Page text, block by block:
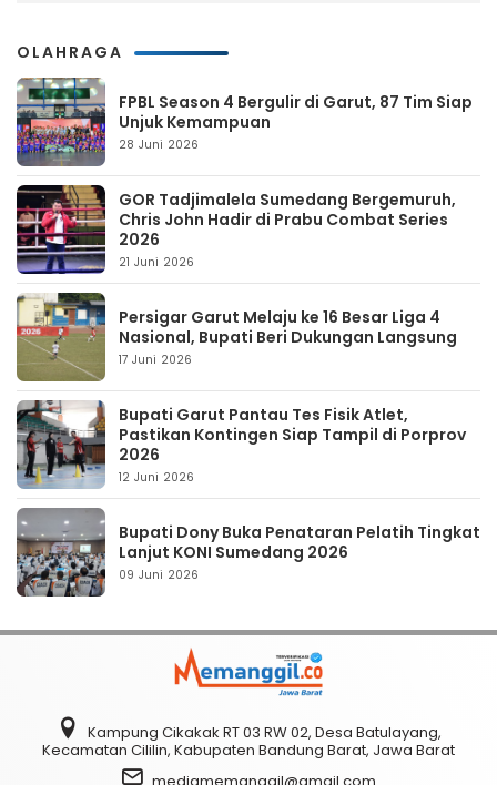
OLAHRAGA
FPBL Season 4 Bergulir di Garut, 87 Tim Siap
Unjuk Kemampuan
28 Juni 2026
GOR Tadjimalela Sumedang Bergemuruh,
Chris John Hadir di Prabu Combat Series
2026
21 Juni 2026
Persigar Garut Melaju ke 16 Besar Liga 4
Nasional, Bupati Beri Dukungan Langsung
17 Juni 2026
Bupati Garut Pantau Tes Fisik Atlet,
Pastikan Kontingen Siap Tampil di Porprov
2026
12 Juni 2026
Bupati Dony Buka Penataran Pelatih Tingkat
Lanjut KONI Sumedang 2026
09 Juni 2026
Kampung Cikakak RT 03 RW 02, Desa Batulayang,
Kecamatan Cililin, Kabupaten Bandung Barat, Jawa Barat